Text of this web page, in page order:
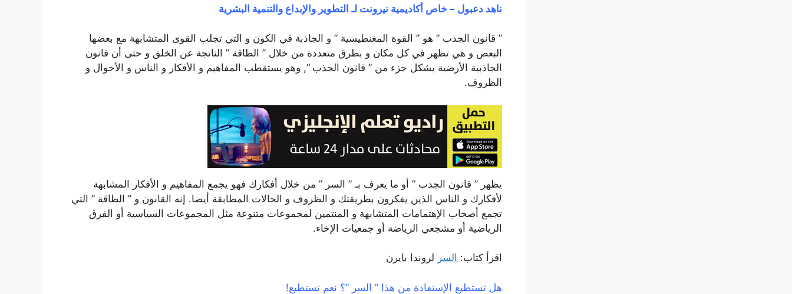
ناهد دعبول – خاص أكاديمية نيرونت لـ التطوير والإبداع والتنمية البشرية
” قانون الجذب ” هو ” القوة المغنطيسية ” و الجاذبة في الكون و التي تجلب القوى المتشابهة مع بعضها
البعض و هي تظهر في كل مكان و بطرق متعددة من خلال ” الطاقة ” الناتجة عن الخلق و حتى أن قانون
الجاذبية الأرضية يشكل جزء من ” قانون الجذب “, وهو يستقطب المفاهيم و الأفكار و الناس و الأحوال و
الظروف.
يظهر ” قانون الجذب ” أو ما يعرف بـ ” السر ” من خلال أفكارك فهو يجمع المفاهيم و الأفكار المشابهة
لأفكارك و الناس الذين يفكرون بطريقتك و الظروف و الحالات المطابقة أيضا. إنه القانون و ” الطاقة ” التي
تجمع أصحاب الإهتمامات المتشابهة و المنتمين لمجموعات متنوعة مثل المجموعات السياسية أو الفرق
الرياضية أو مشجعي الرياضة أو جمعيات الإخاء.
اقرأ كتاب: السر لروندا بايرن
هل تستطيع الإستفادة من هذا ” السر “؟ نعم تستطيع!